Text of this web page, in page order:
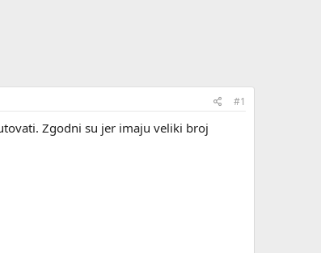
#1
Zgodni su jer imaju veliki broj